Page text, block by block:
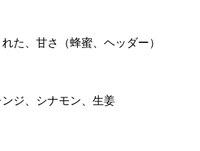
た、甘さ（蜂蜜、ヘッダー）
ジ、シナモン、生姜